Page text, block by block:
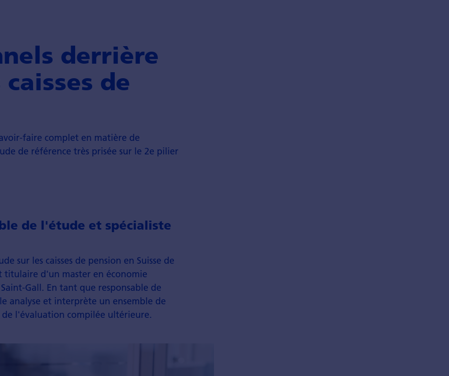
derrière
de
faire complet en matière de
de référence très prisée sur le 2e pilier
de l'étude et spécialiste
sur les caisses de pension en Suisse de
titulaire d'un master en économie
Gall. En tant que responsable de
analyse et interprète un ensemble de
l'évaluation compilée ultérieure.